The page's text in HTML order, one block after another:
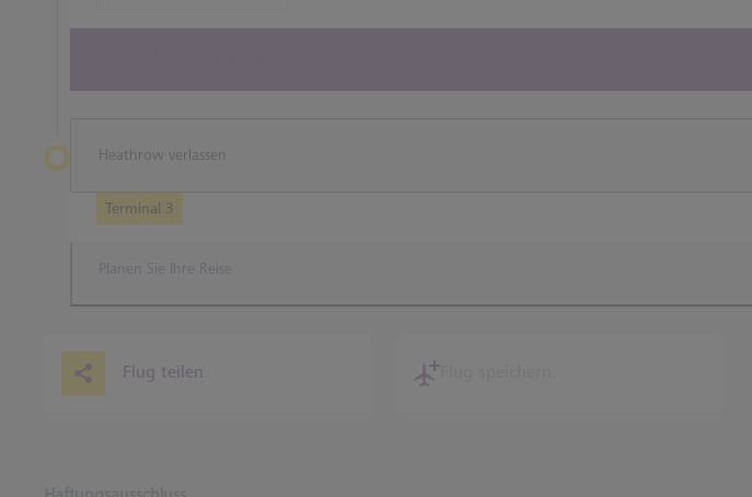
Heathrow verlassen
Terminal 3
Planen Sie Ihre Reise
Flug teilen